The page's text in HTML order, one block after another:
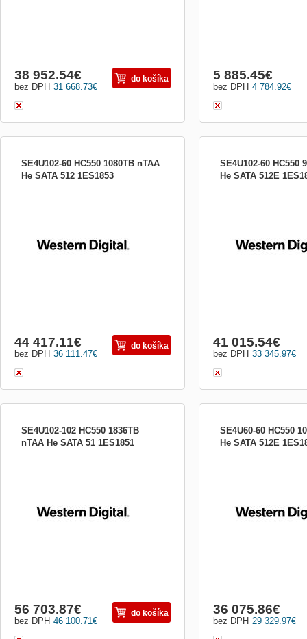
31 668.73€
bez DPH
38 952.54€ do košíka
4 784.92€
bez DPH
5 885.45€
SE4U102-60 HC550 1080TB nTAA
He SATA 512 1ES1853
36 111.47€
bez DPH
44 417.11€ do košíka
SE4U102-60 HC550
He SATA 512E
33 345.97€
bez DPH
41 015.54€
SE4U102-102 HC550 1836TB
nTAA He SATA 51 1ES1851
46 100.71€
bez DPH
56 703.87€ do košíka
SE4U60-60 HC550
He SATA 512E
29 329.97€
bez DPH
36 075.86€